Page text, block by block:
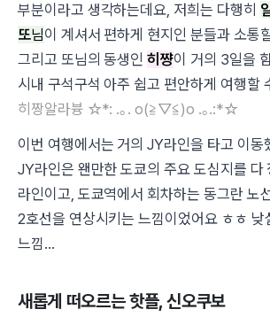
부분이라고 생각하는데요, 저희는 다행히
또님이 계셔서 편하게 현지인 분들과 소통
그리고 또님의 동생인히쨩이 거의 3일을
시내 구석구석 아주 쉽고 편안하게 여행할
히짱알라븅 ☆*: .｡. o(≧▽≦)o .｡.:*☆
이번 여행에서는 거의 JY라인을 타고 이동
JY라인은 왠만한 도쿄의 주요 도심지를 다
라인이고, 도쿄역에서 회차하는 동그란 노
2호선을 연상시키는 느낌이었어요 ㅎㅎ 낮
느낌...
새롭게 떠오르는 핫플, 신오쿠보